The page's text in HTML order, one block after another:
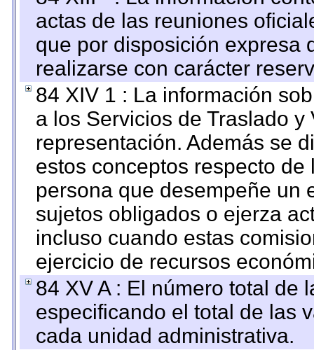
actas de las reuniones
que por disposición expresa
realizarse con carácter
84 XIV 1 : La información
a los Servicios de Traslado
representación. Además se
estos conceptos respecto
persona que desempeñe un
sujetos obligados o ejerza
incluso cuando estas
ejercicio de recursos
84 XV A : El número total de
especificando el total de las
cada unidad administrativa.